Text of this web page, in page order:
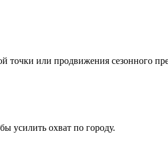
точки или продвижения сезонного
усилить охват по городу.